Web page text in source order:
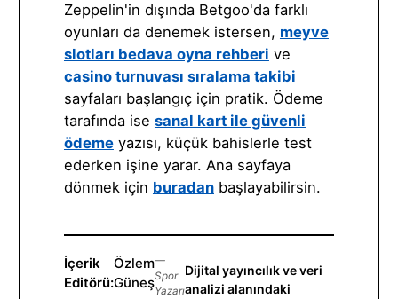
Zeppelin'in dışında Betgoo'da farklı
oyunları da denemek istersen, meyve
slotları bedava oyna rehberi ve
casino turnuvası sıralama takibi
sayfaları başlangıç için pratik. Ödeme
tarafında ise sanal kart ile güvenli
ödemeyazısı, küçük bahislerle test
ederken işine yarar. Ana sayfaya
dönmek için buradanbaşlayabilirsin.
İçerik
Editörü:
Özlem
Güneş
—
Spor
Yazarı
Dijital yayıncılık ve veri
analizi alanındaki